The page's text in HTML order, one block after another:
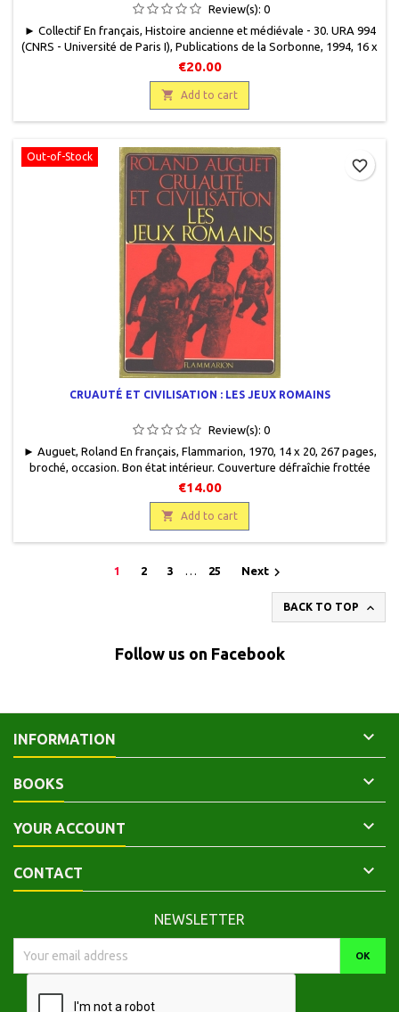
Review(s): 0
► Collectif En français, Histoire ancienne et médiévale - 30. URA 994
(CNRS - Université de Paris I), Publications de la Sorbonne, 1994, 16 x
24, 185 pages, broché, occasion.Bon état.9782859442521
€20.00
 Add to cart
Out-of-Stock
CRUAUTÉ ET CIVILISATION : LES JEUX ROMAINS
Review(s): 0
► Auguet, Roland En français, Flammarion, 1970, 14 x 20, 267 pages,
broché, occasion. Bon état intérieur. Couverture défraîchie frottée
aux charnières et sur les bords.
€14.00
 Add to cart
favorite_border
1 2 3 … 25 Next 
BACK TO TOP 
Follow us on Facebook
INFORMATION 
BOOKS 
YOUR ACCOUNT 
CONTACT 
NEWSLETTER